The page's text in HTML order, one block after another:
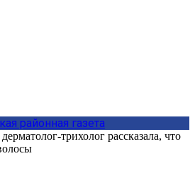
районная газета
трихолог рассказала, что